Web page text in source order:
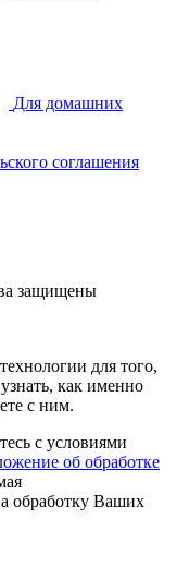
Для домашних
соглашения
защищены
для того,
как именно
с ним.
с условиями
об обработке
Ваших